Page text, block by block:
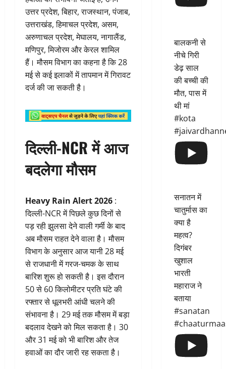
उत्तर प्रदेश, बिहार, राजस्थान, पंजाब,
उत्तराखंड, हिमाचल प्रदेश, असम,
अरुणाचल प्रदेश, मेघालय, नागालैंड,
मणिपुर, मिजोरम और केरल शामिल
हैं। मौसम विभाग का कहना है कि 28
मई से कई इलाकों में तापमान में गिरावट
दर्ज की जा सकती है।
दिल्ली-NCR में आज
बदलेगा मौसम
Heavy Rain Alert 2026 :
दिल्ली-NCR में पिछले कुछ दिनों से
पड़ रही झुलसा देने वाली गर्मी के बाद
अब मौसम राहत देने वाला है। मौसम
विभाग के अनुसार आज यानी 28 मई
से राजधानी में गरज-चमक के साथ
बारिश शुरू हो सकती है। इस दौरान
50 से 60 किलोमीटर प्रति घंटे की
रफ्तार से धूलभरी आंधी चलने की
संभावना है। 29 मई तक मौसम में बड़ा
बदलाव देखने को मिल सकता है। 30
और 31 मई को भी बारिश और तेज
हवाओं का दौर जारी रह सकता है।
बालकनी से
नीचे गिरी
डेढ़ साल
की बच्ची की
मौत, पास में
थी मां
#kota
सनातन में
चातुर्मास का
क्या है
महत्व?
दिगंबर
खुशाल
भारती
महाराज ने
बताया
#sanatan